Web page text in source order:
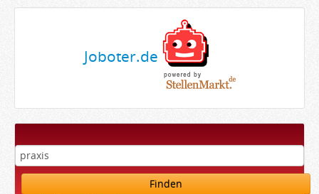
Joboter.de
Finden